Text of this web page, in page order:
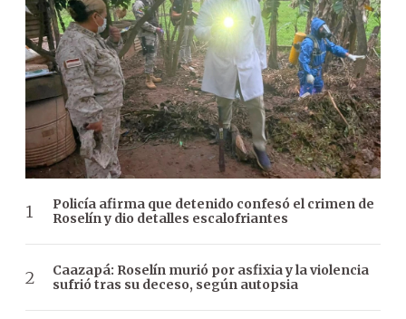
Policía afirma que detenido confesó el crimen de
Roselín y dio detalles escalofriantes
Caazapá: Roselín murió por asfixia y la violencia
sufrió tras su deceso, según autopsia